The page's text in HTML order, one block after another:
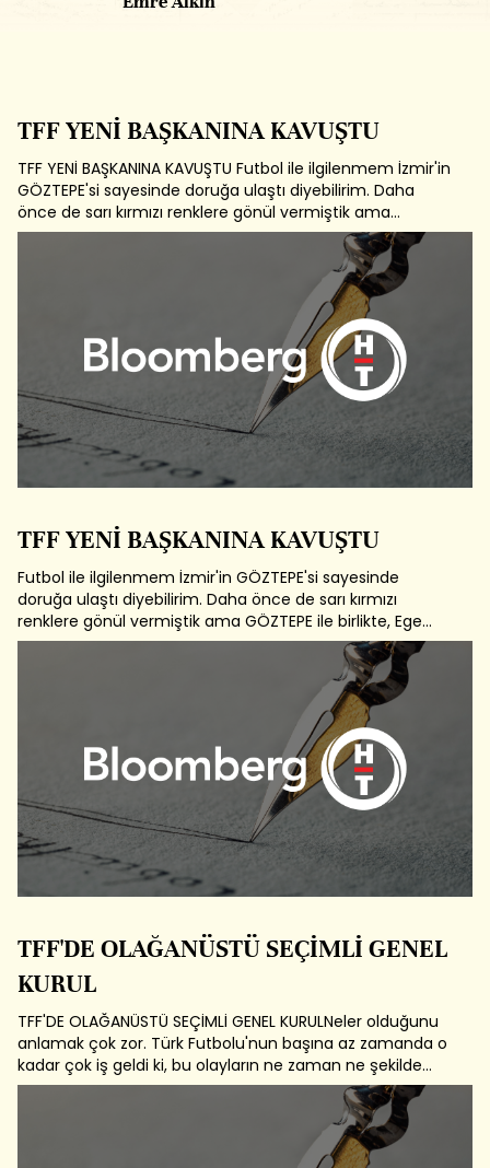
TFF YENİ BAŞKANINA KAVUŞTU
TFF YENİ BAŞKANINA KAVUŞTU Futbol ile ilgilenmem İzmir'in
GÖZTEPE'si sayesinde doruğa ulaştı diyebilirim. Daha
önce de sarı kırmızı renklere gönül vermiştik ama
GÖZTEPE ile birlikte, Ege Futbolu icin varımızı yoğumuz
TFF YENİ BAŞKANINA KAVUŞTU
Futbol ile ilgilenmem İzmir'in GÖZTEPE'si sayesinde
doruğa ulaştı diyebilirim. Daha önce de sarı kırmızı
renklere gönül vermiştik ama GÖZTEPE ile birlikte, Ege
Futbolu için varımızı yoğumuzu vermeye başladık. Bir
süredir de Türk Futbolu için alın teri döküyoruz. Eğer
TFF'DE OLAĞANÜSTÜ SEÇİMLİ GENEL
KURUL
TFF'DE OLAĞANÜSTÜ SEÇİMLİ GENEL KURULNeler olduğunu
anlamak çok zor. Türk Futbolu'nun başına az zamanda o
kadar çok iş geldi ki, bu olayların ne zaman ne şekilde
başladığını hatırlamak gerekiyor.3 Temmuz sabahı,
Emniyet ve Savcılık bir operasyon başlattı. Bu
operasyonun amacı, uzun zamandan beri...